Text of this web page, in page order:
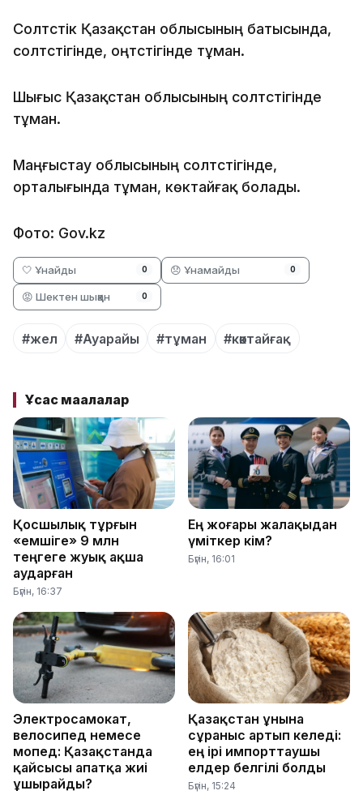
Солтүстік Қазақстан облысының батысында,
солтүстігінде, оңтүстігінде тұман.
Шығыс Қазақстан облысының солтүстігінде
тұман.
Маңғыстау облысының солтүстігінде,
орталығында тұман, көктайғақ болады.
Фото: Gov.kz
🤍 Ұнайды 0 😞 Ұнамайды 0
😡 Шектен шыққан 0
#жел #Ауарайы #тұман #көктайғақ
Ұқсас мақалалар
Қосшылық тұрғын
«емшіге» 9 млн
теңгеге жуық ақша
аударған
Бүгін, 16:37
Ең жоғары жалақыдан
үміткер кім?
Бүгін, 16:01
Электросамокат,
велосипед немесе
мопед: Қазақстанда
қайсысы апатқа жиі
ұшырайды?
Қазақстан ұнына
сұраныс артып келеді:
ең ірі импорттаушы
елдер белгілі болды
Бүгін, 15:24